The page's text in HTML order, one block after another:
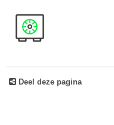
Deel deze pagina